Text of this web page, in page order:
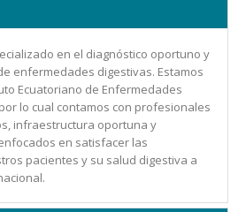
en el diagnóstico oportuno y
enfermedades digestivas. Estamos
Ecuatoriano de Enfermedades
por lo cual contamos con profesionales
infraestructura oportuna y
en satisfacer las
pacientes y su salud digestiva a